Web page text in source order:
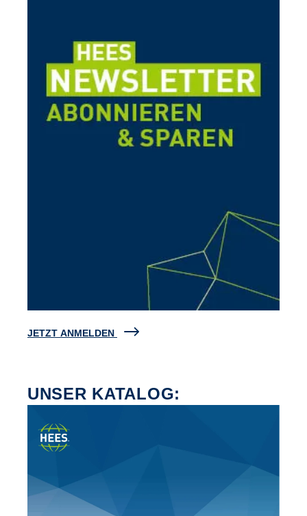
JETZT ANMELDEN
UNSER KATALOG: